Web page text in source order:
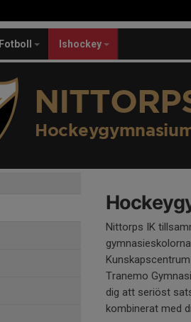
Fotboll Ishockey
Nittorps IK
Tranemo
dig att seriöst
kombinerat med